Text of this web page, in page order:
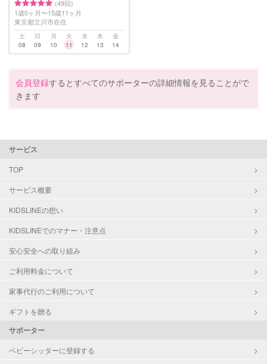
(49回)
1歳0ヶ月〜15歳11ヶ月
東京都立川市在住
土
08
日
09
月
10
火
11
水
12
木
13
金
14
会員登録するとすべてのサポーターの詳細情報を見ることがで
きます
サービス
TOP
サービス概要
KIDSLINEの想い
KIDSLINEでのマナー・注意点
安心安全への取り組み
ご利用料金について
家事代行のご利用について
ギフトを贈る
サポーター
ベビーシッターに登録する